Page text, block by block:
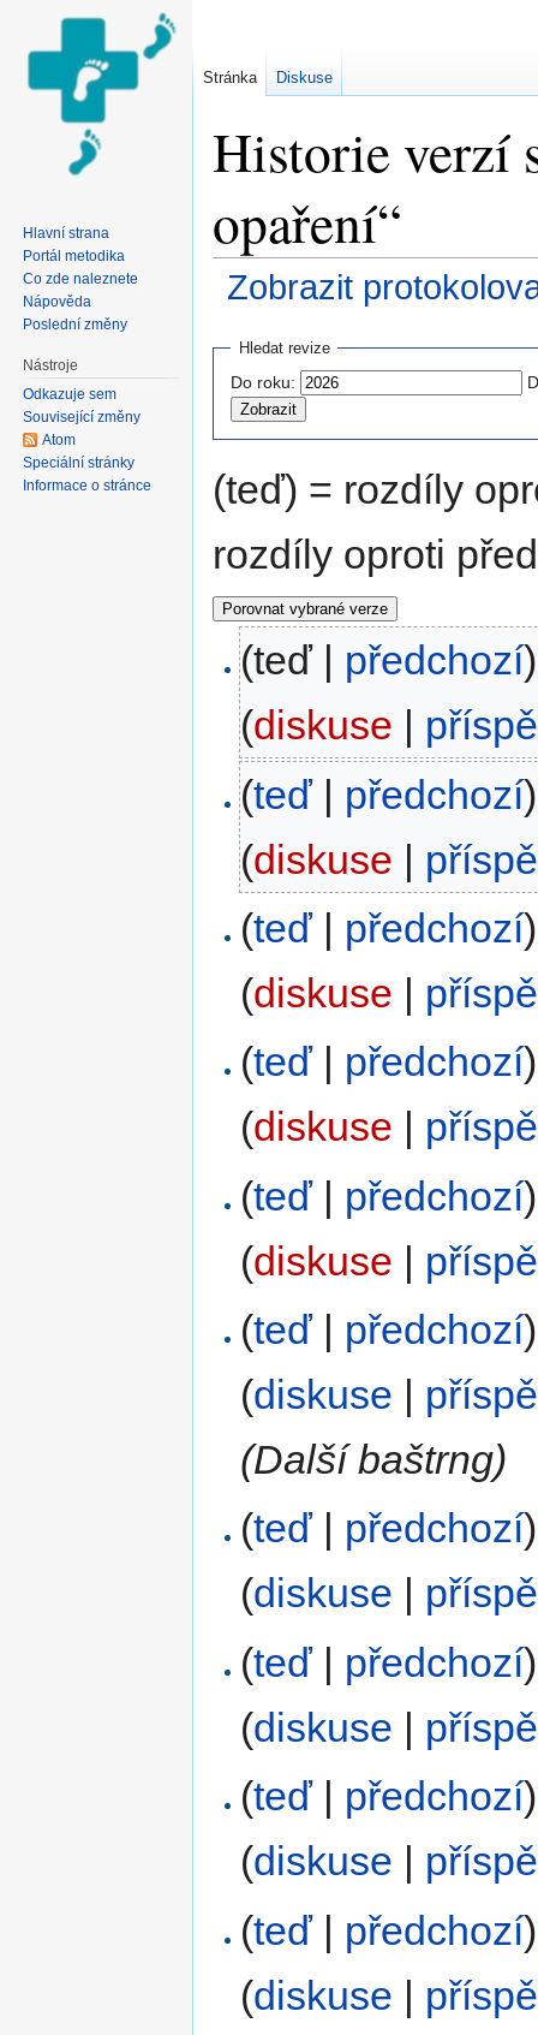
Historie verzí
opaření“
Zobrazit
Hledat revize
Do roku:
(teď) = rozdíly
rozdíly oproti
(teď | předchozí)
(diskuse |
(teď| předchozí)
(diskuse |
(teď| předchozí)
(diskuse |
(teď| předchozí)
(diskuse |
(teď| předchozí)
(diskuse |
(teď| předchozí)
(diskuse |
(Další baštrng)
(teď| předchozí)
(diskuse
(teď| předchozí)
(diskuse |
(teď| předchozí)
(diskuse |
(teď| předchozí)
(diskuse |
Stránka Diskuse
Hlavní strana
Portál metodika
Co zde naleznete
Nápověda
Poslední změny
Nástroje
Odkazuje sem
Související změny
Atom
Speciální stránky
Informace o stránce